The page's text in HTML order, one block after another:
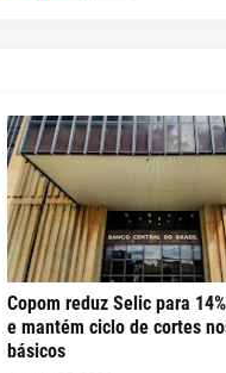
Copom reduz Selic para
e mantém ciclo de cortes
básicos